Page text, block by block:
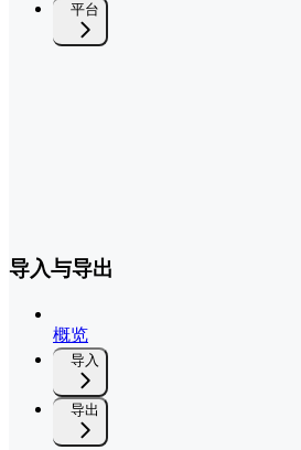
平台
导入与导出
概览
导入
导出